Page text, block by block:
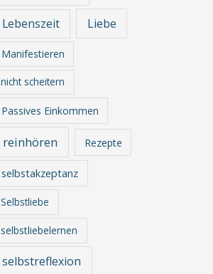
Lebenszeit Liebe
Manifestieren
nicht scheitern
Passives Einkommen
reinhören Rezepte
selbstakzeptanz
Selbstliebe
selbstliebelernen
selbstreflexion